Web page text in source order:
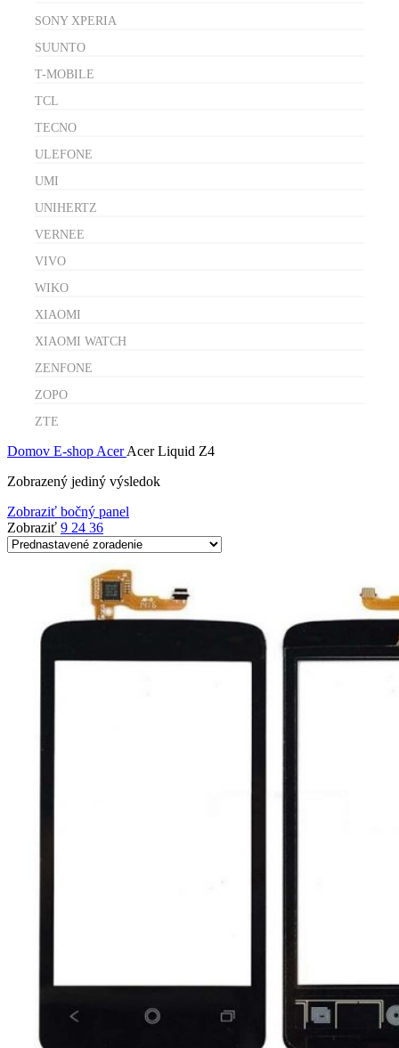
SONY XPERIA
SUUNTO
T-MOBILE
TCL
TECNO
ULEFONE
UMI
UNIHERTZ
VERNEE
VIVO
WIKO
XIAOMI
XIAOMI WATCH
ZENFONE
ZOPO
ZTE
Domov E-shop AcerAcer Liquid Z4
Zobrazený jediný výsledok
Zobraziť bočný panel
Zobraziť 9 24 36